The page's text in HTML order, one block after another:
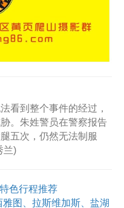
看到整个事件的经过，
。朱姓警员在警察报告
五次，仍然无法制服
兰)
色行程推荐
图、拉斯维加斯、盐湖